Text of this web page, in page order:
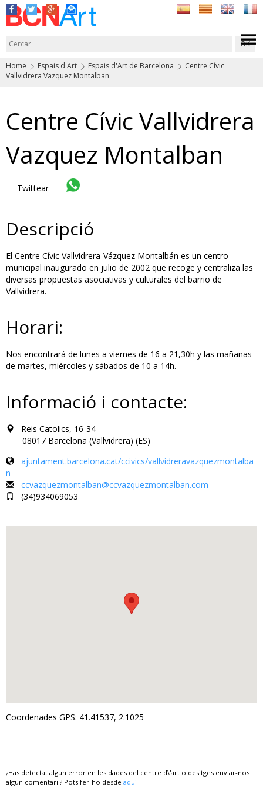
Home Espais d'Art Espais d'Art de Barcelona
Centre Cívic
Vallvidrera Vazquez Montalban
Centre Cívic Vallvidrera
Vazquez Montalban
Twittear
Descripció
El Centre Cívic Vallvidrera-Vázquez Montalbán es un centro
municipal inaugurado en julio de 2002 que recoge y centraliza las
diversas propuestas asociativas y culturales del barrio de
Vallvidrera.
Horari:
Nos encontrará de lunes a viernes de 16 a 21,30h y las mañanas
de martes, miércoles y sábados de 10 a 14h.
Informació i contacte:
Reis Catolics, 16-34
08017 Barcelona (Vallvidrera) (ES)
ajuntament.barcelona.cat/ccivics/vallvidreravazquezmontalba
n
ccvazquezmontalban@ccvazquezmontalban.com
(34)934069053
Coordenades GPS: 41.41537, 2.1025
¿Has detectat algun error en les dades del centre d\'art o desitges enviar-nos
algun comentari ? Pots fer-ho desde aquí